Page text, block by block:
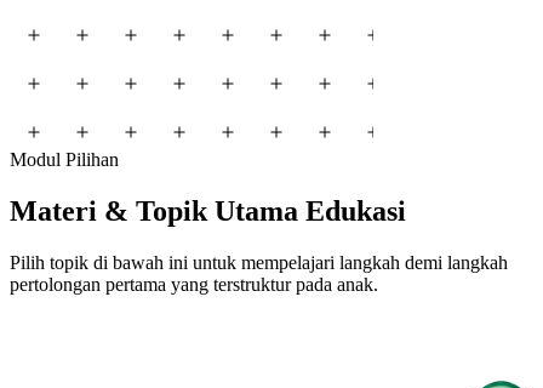
Modul Pilihan
Materi & Topik Utama Edukasi
Pilih topik di bawah ini untuk mempelajari langkah demi langkah
pertolongan pertama yang terstruktur pada anak.